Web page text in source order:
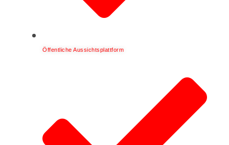
Öffentliche Aussichtsplattform